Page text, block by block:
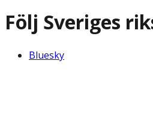
Följ Sveriges
Bluesky